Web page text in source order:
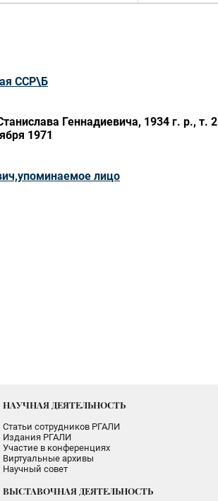
ССР\Б
Геннадиевича, 1934 г. р., т. 2
1971
лицо
НАУЧНАЯ ДЕЯТЕЛЬНОСТЬ
Статьи сотрудников РГАЛИ
Издания РГАЛИ
Участие в конференциях
Виртуальные архивы
Научный совет
ВЫСТАВОЧНАЯ ДЕЯТЕЛЬНОСТЬ